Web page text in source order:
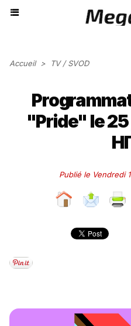
Accueil > TV / SVOD
"Pride" le
Publié le Vendredi